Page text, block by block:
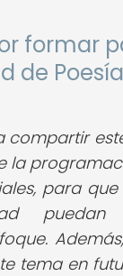
formar
de
compartir
la
para
puedan
tema en